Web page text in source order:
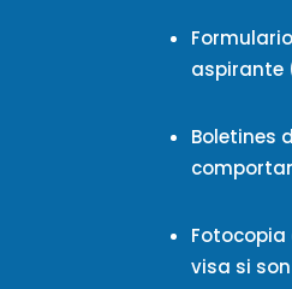
aspirante
Boletines
Fotocopia
visa si